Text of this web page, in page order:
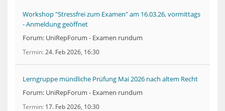
Workshop "Stressfrei zum Examen" am 16.03.26, vormittags
- Anmeldung geöffnet
Forum: UniRepForum - Examen rundum
Termin 24. Feb 2026, 16:30
Lerngruppe mündliche Prüfung Mai 2026 nach altem Recht
Forum: UniRepForum - Examen rundum
Termin 17. Feb 2026, 10:30